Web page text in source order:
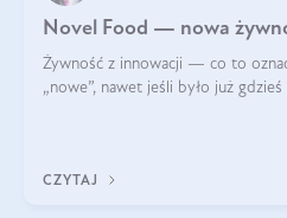
Novel Food — nowa
Żywność z innowacji — co to
„nowe”, nawet jeśli było już
CZYTAJ